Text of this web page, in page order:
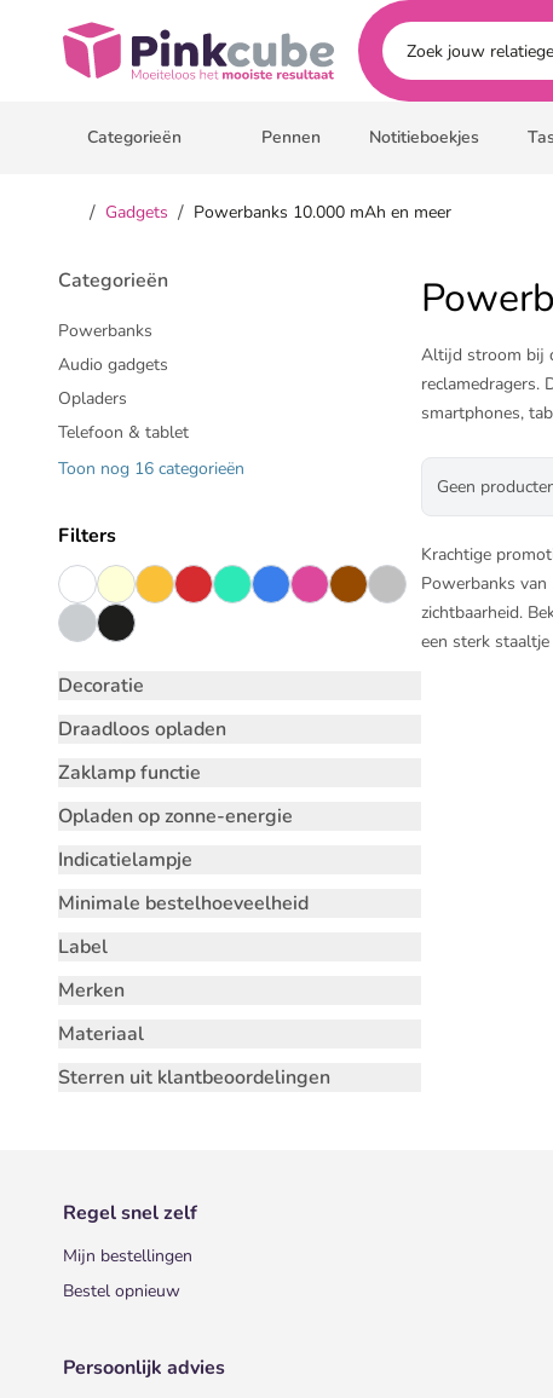
Pinkcube
Categorieën Pennen Notitieboekjes
/ Gadgets / Powerbanks 10.000 mAh en meer
Categorieën
Powerbanks
Audio gadgets
Opladers
Telefoon & tablet
Toon nog 16 categorieën
Filters
Decoratie
Draadloos opladen
Zaklamp functie
Opladen op zonne-energie
Indicatielampje
Minimale bestelhoeveelheid
Label
Merken
Materiaal
Sterren uit klantbeoordelingen
Altijd stroom bij
reclamedragers.
smartphones,
Bij Pinkcube
Van merken
Geen
Krachtige
Powerbanks
zichtbaarheid.
een sterk
Regel snel zelf
Mijn bestellingen
Bestel opnieuw
Persoonlijk advies